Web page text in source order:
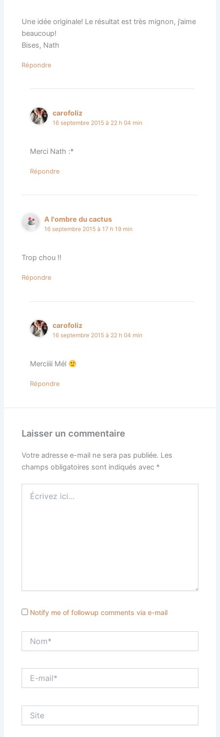
Une idée originale! Le résultat est très mignon, j’aime
beaucoup!
Bises, Nath
Répondre
carofoliz
16 septembre 2015 à 22 h 04 min
Merci Nath :*
Répondre
A l'ombre du cactus
16 septembre 2015 à 17 h 19 min
Trop chou !!
Répondre
carofoliz
16 septembre 2015 à 22 h 04 min
Merciiii Mél
Répondre
Laisser un commentaire
Votre adresse e-mail ne sera pas publiée. Les
champs obligatoires sont indiqués avec *
ici…
Notify me of followup comments via e-mail
mail*